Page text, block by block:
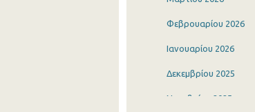
Φεβρουαρίου 2026
Ιανουαρίου 2026
Δεκεμβρίου 2025
Νοεμβρίου 2025